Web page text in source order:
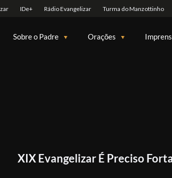
Sobre o Padre Orações
XIX Evangelizar É Preciso